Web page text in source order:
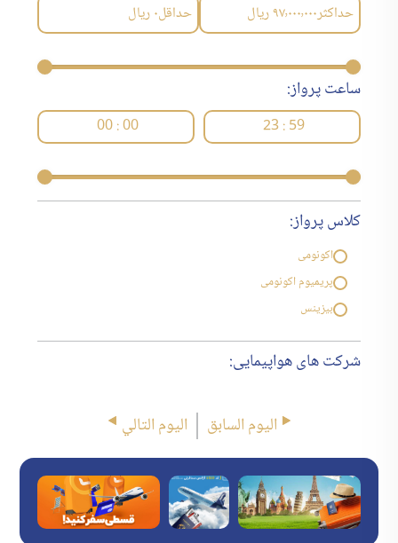
حداکثر۹۷٬۰۰۰٬۰۰۰ریال حداقل۰ریال
ساعت پرواز:
23 : 59
00 : 00
کلاس پرواز:
اکونومی
پریمیوم اکونومی
بیزینس
شرکت های هواپیمایی:
اليوم السابق اليوم التالي